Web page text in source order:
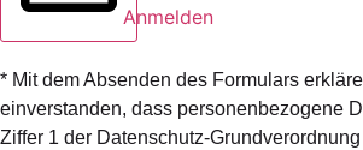
Anmelden
* Mit dem Absenden des Formulars
einverstanden, dass personenbezogene
Ziffer 1 der Datenschutz-